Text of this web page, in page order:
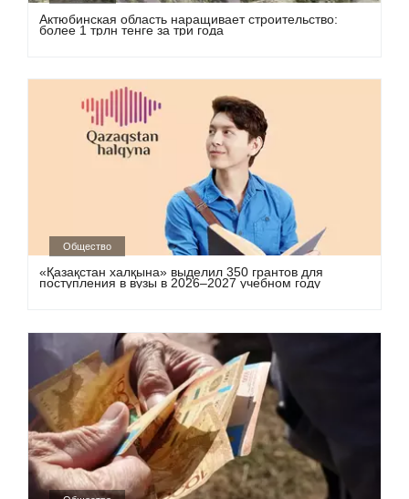
Актюбинская область наращивает строительство:
более 1 трлн тенге за три года
Общество
«Қазақстан халқына» выделил 350 грантов для
поступления в вузы в 2026–2027 учебном году